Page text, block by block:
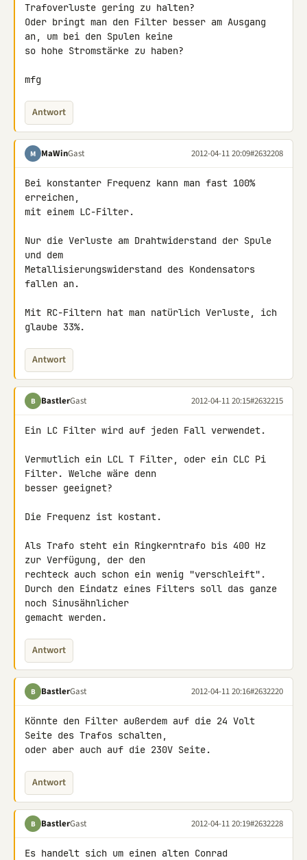
Trafoverluste gering zu halten?
Oder bringt man den Filter besser am Ausgang
an, um bei den Spulen keine
so hohe Stromstärke zu haben?
mfg
Antwort
M MaWinGast 2012-04-11 20:09#2632208
Bei konstanter Frequenz kann man fast 100%
erreichen,
mit einem LC-Filter.
Nur die Verluste am Drahtwiderstand der Spule
und dem
Metallisierungswiderstand des Kondensators
fallen an.
Mit RC-Filtern hat man natürlich Verluste, ich
glaube 33%.
Antwort
B BastlerGast 2012-04-11 20:15#2632215
Ein LC Filter wird auf jeden Fall verwendet.
Vermutlich ein LCL T Filter, oder ein CLC Pi
Filter. Welche wäre denn
besser geeignet?
Die Frequenz ist kostant.
Als Trafo steht ein Ringkerntrafo bis 400 Hz
zur Verfügung, der den
rechteck auch schon ein wenig "verschleift".
Durch den Eindatz eines Filters soll das ganze
noch Sinusähnlicher
gemacht werden.
Antwort
B BastlerGast 2012-04-11 20:16#2632220
Könnte den Filter außerdem auf die 24 Volt
Seite des Trafos schalten,
oder aber auch auf die 230V Seite.
Antwort
B BastlerGast 2012-04-11 20:19#2632228
Es handelt sich um einen alten Conrad